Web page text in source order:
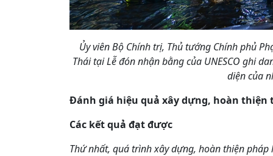
Ủy viên Bộ Chính trị, Thủ tướng Chính phủ
Thái tại Lễ đón nhận bằng của UNESCO ghi
diện của
Đánh giá hiệu quả xây dựng, hoàn
Các kết quả đạt được
Thứ nhất, quá trình xây dựng, hoàn thiện